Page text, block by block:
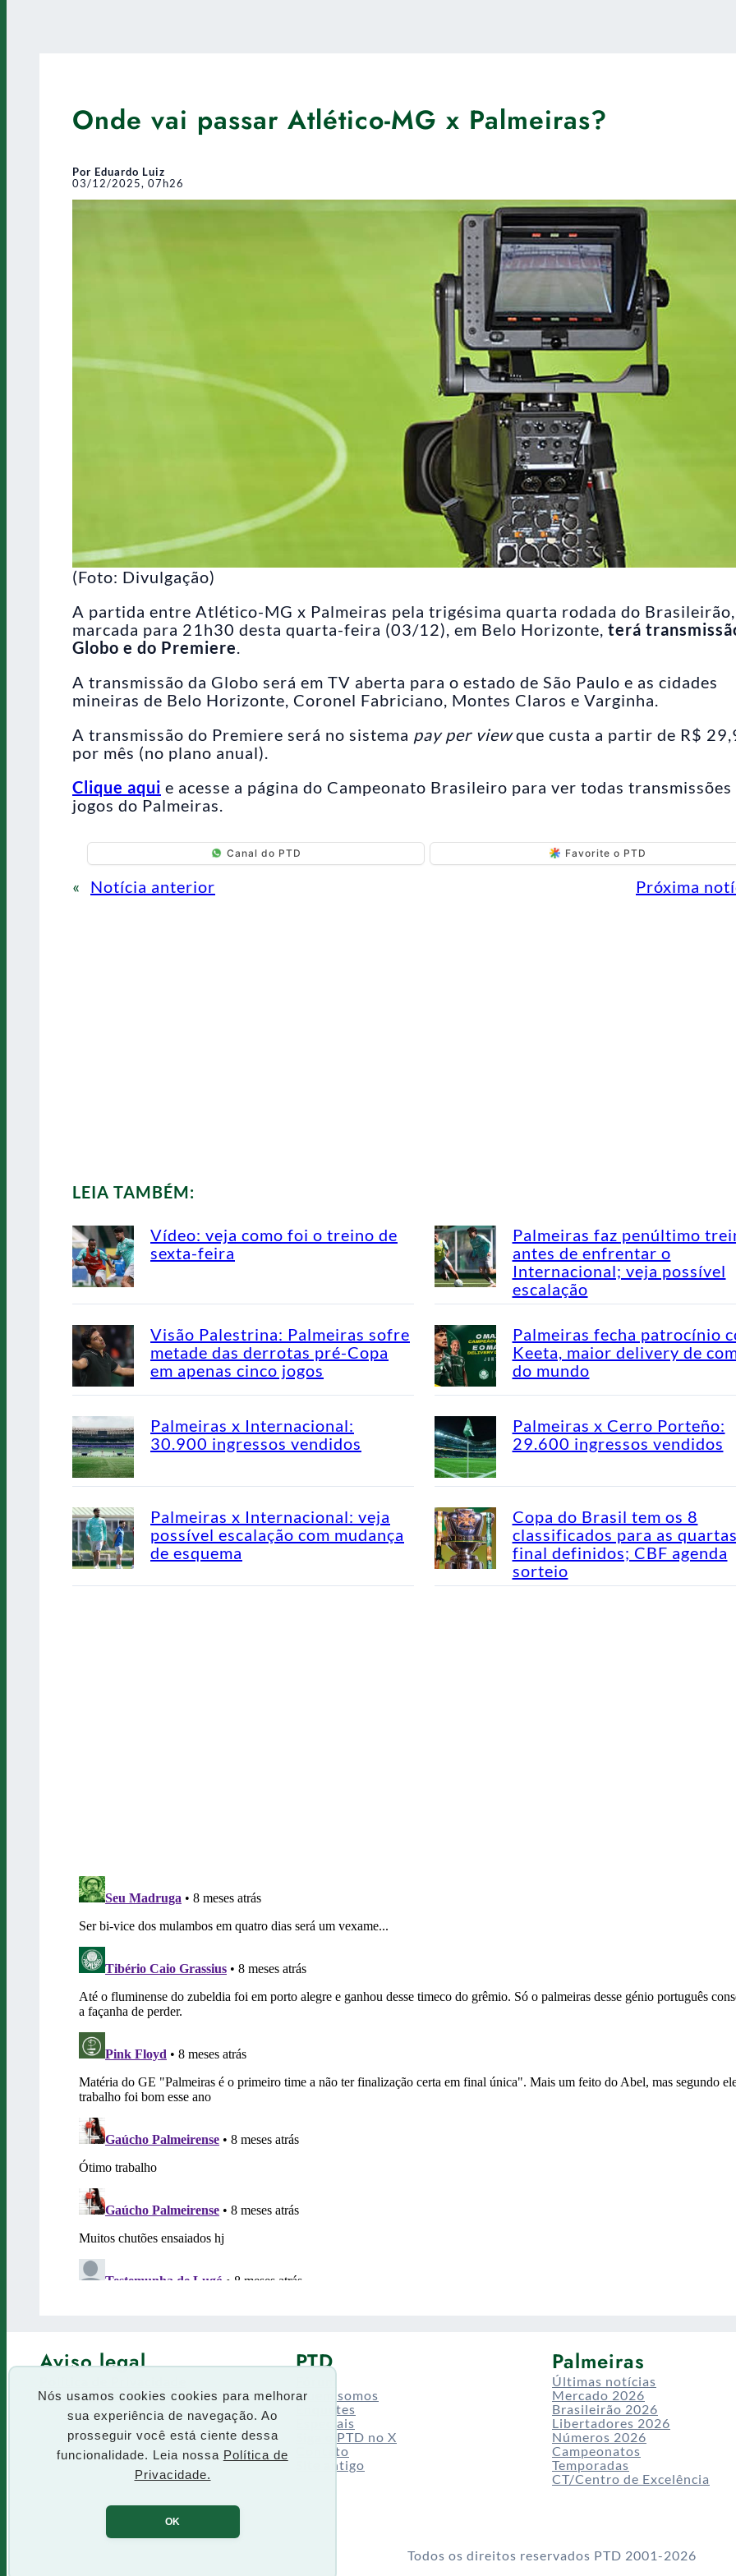
Nós usamos cookies cookies para melhorar
sua experiência de navegação. Ao
prosseguir você está ciente dessa
funcionalidade. Leia nossa Política de
Privacidade.
OK
Onde vai passar Atlético-MG x Palmeiras?
Por Eduardo Luiz
03/12/2025, 07h26
(Foto: Divulgação)
A partida entre Atlético-MG x Palmeiras pela trigésima quarta rodada do Brasileirão,
marcada para 21h30 desta quarta-feira (03/12), em Belo Horizonte, terá
Globo e do Premiere.
A transmissão da Globo será em TV aberta para o estado de São Paulo e as cidades
mineiras de Belo Horizonte, Coronel Fabriciano, Montes Claros e Varginha.
A transmissão do Premiere será no sistema pay per viewque custa a partir de R$
por mês (no plano anual).
Clique aqui e acesse a página do Campeonato Brasileiro para ver todas transmissões
jogos do Palmeiras.
Canal do PTD Favorite o PTD
« Notícia anterior Próxima
LEIA TAMBÉM:
Vídeo: veja como foi o treino de
sexta-feira
Palmeiras faz penúltimo
antes de enfrentar o
Internacional; veja possível
escalação
Visão Palestrina: Palmeiras sofre
metade das derrotas pré-Copa
em apenas cinco jogos
Palmeiras fecha patrocínio
Keeta, maior delivery de
do mundo
Palmeiras x Internacional:
30.900 ingressos vendidos
Palmeiras x Cerro Porteño:
29.600 ingressos vendidos
Palmeiras x Internacional: veja
possível escalação com mudança
de esquema
Copa do Brasil tem os 8
classificados para as
final definidos; CBF agenda
sorteio
Aviso legal
Termos de uso
PTD
Quem somos
Enquetes
Especiais
Siga o PTD no X
Contato
Site antigo
Palmeiras
Últimas notícias
Mercado 2026
Brasileirão 2026
Libertadores 2026
Números 2026
Campeonatos
Temporadas
CT/Centro de Excelência
Todos os direitos reservados PTD 2001-2026